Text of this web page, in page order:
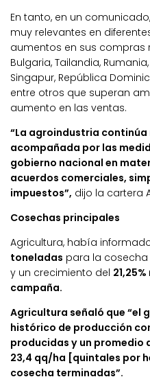
En tanto, en un
muy relevantes en
aumentos en sus compras
Bulgaria, Tailandia,
Singapur, República
entre otros que superan
aumento en las ventas.
“La agroindustria
acompañada por las
gobierno nacional en
acuerdos comerciales,
impuestos”, dijo la cartera
Cosechas principales
Agricultura, había
toneladas para la cosecha
y un crecimiento del
campaña.
Agricultura señaló que “el
histórico de producción
producidas y un promedio
23,4 qq/ha [quintales por
cosecha terminadas”.